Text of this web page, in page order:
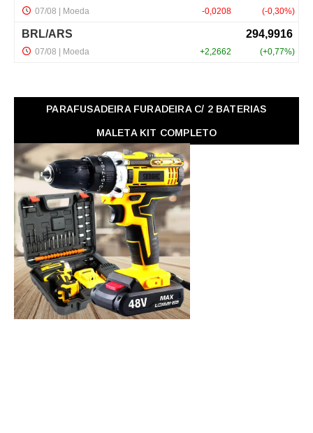
PARAFUSADEIRA FURADEIRA C/ 2 BATERIAS
MALETA KIT COMPLETO